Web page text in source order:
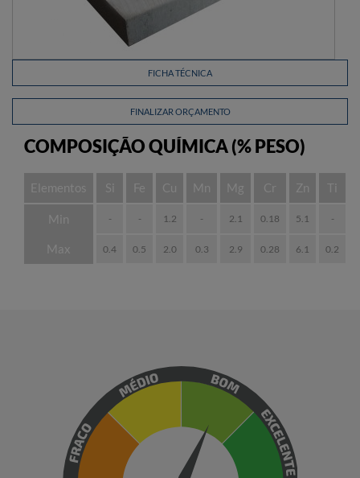
FICHA TÉCNICA
FINALIZAR ORÇAMENTO
COMPOSIÇÃO QUÍMICA (% PESO)
Elementos Si Fe Cu Mn Mg Cr Zn Ti
Min - - 1.2 - 2.1 0.18 5.1 -
Max 0.4 0.5 2.0 0.3 2.9 0.28 6.1 0.2